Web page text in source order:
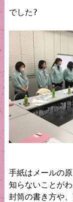
でした?
手紙はメールの
知らないことが
封筒の書き方や